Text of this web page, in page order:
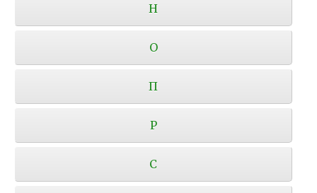
Н
О
П
Р
С